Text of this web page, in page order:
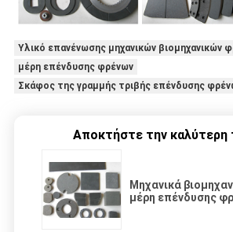
Υλικό επανένωσης μηχανικών βιομηχανικών
μέρη επένδυσης φρένων
Σκάφος της γραμμής τριβής επένδυσης
Αποκτήστε την καλύτερη
Μηχανικά
μέρη επένδυσης